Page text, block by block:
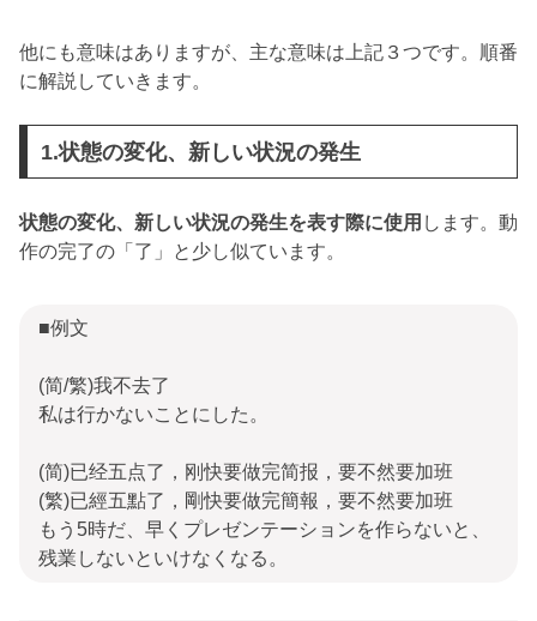
他にも意味はありますが、主な意味は上記３つです。順番
に解説していきます。
1.状態の変化、新しい状況の発生
状態の変化、新しい状況の発生を表す際に使用 します。動
作の完了の「了」と少し似ています。
■例文
(简/繁)我不去了
私は行かないことにした。
(简)已经五点了，刚快要做完简报，要不然要加班
(繁)已經五點了，剛快要做完簡報，要不然要加班
もう5時だ、早くプレゼンテーションを作らないと、
残業しないといけなくなる。